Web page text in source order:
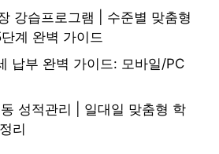
강습프로그램 | 수준별 맞춤형
계 완벽 가이드
납부 완벽 가이드: 모바일/PC
성적관리 | 일대일 맞춤형 학
리